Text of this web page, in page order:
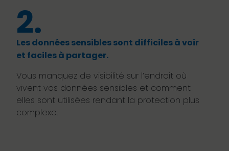
2.
Les données sensibles sont difficiles à voir
et faciles à partager.
Vous manquez de visibilité sur l’endroit où
vivent vos données sensibles et comment
elles sont utilisées rendant la protection plus
complexe.